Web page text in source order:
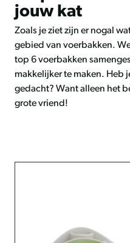
jouw kat
Zoals je ziet zijn er nogal
gebied van voerbakken.
top 6 voerbakken
makkelijker te maken. Heb
gedacht? Want alleen het
grote vriend!